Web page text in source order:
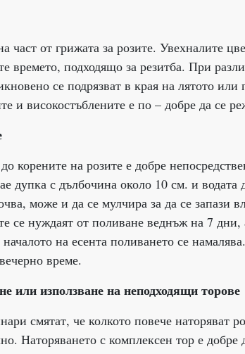
част от грижата за розите. Увехналите
времето, подходящо за резитба. При
се подрязват в края на лятото или
и високостъблените е по – добре да се
корените на розите е добре
дупка с дълбочина около 10 см. и
може и да се мулчира за да се запази
се нуждаят от поливане веднъж на 7
на есента поливането се
време.
или използване на неподходящи торове
смятат, че колкото повече наторяват
Наторяването с комплексен тор е